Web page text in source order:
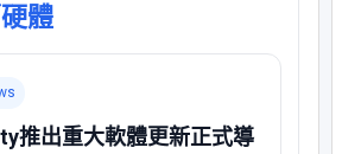
體
推出重大軟體更新正式導